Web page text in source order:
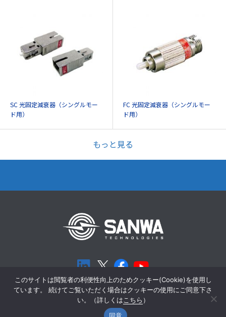
SC 光固定減衰器（シングルモー
ド用）
FC 光固定減衰器（シングルモー
ド用）
もっと見る
個人情報保護方針Cookieポリシー
このサイトは閲覧者の利便性向上のためクッキー(Cookie)を使用し
ています。 続けてご覧いただく場合はクッキーの使用にご同意下さ
い。（詳しくは こちら ）
同意